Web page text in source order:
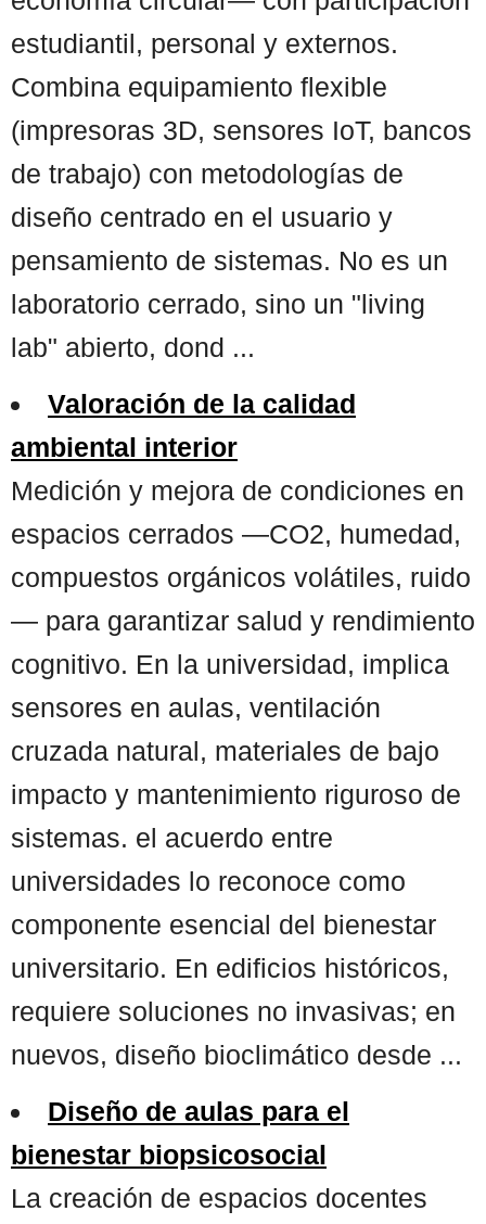
estudiantil, personal y externos.
Combina equipamiento flexible
(impresoras 3D, sensores IoT, bancos
de trabajo) con metodologías de
diseño centrado en el usuario y
pensamiento de sistemas. No es un
laboratorio cerrado, sino un "living
lab" abierto, dond ...
Valoración de la calidad
ambiental interior
Medición y mejora de condiciones en
espacios cerrados —CO2, humedad,
compuestos orgánicos volátiles, ruido
— para garantizar salud y rendimiento
cognitivo. En la universidad, implica
sensores en aulas, ventilación
cruzada natural, materiales de bajo
impacto y mantenimiento riguroso de
sistemas. el acuerdo entre
universidades lo reconoce como
componente esencial del bienestar
universitario. En edificios históricos,
requiere soluciones no invasivas; en
nuevos, diseño bioclimático desde ...
Diseño de aulas para el
bienestar biopsicosocial
La creación de espacios docentes